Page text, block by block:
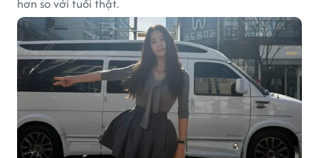
hơn so với tuổi thật.